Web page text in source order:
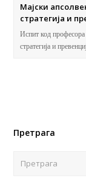
Мајски
стратегија и
Испит код
стратегија и
Претрага